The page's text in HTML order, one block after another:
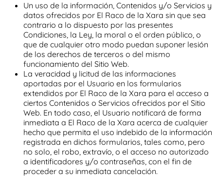
Un uso de la información, Contenidos y/o Servicios y
datos ofrecidos por El Raco de la Xara sin que sea
contrario a lo dispuesto por las presentes
Condiciones, la Ley, la moral o el orden público, o
que de cualquier otro modo puedan suponer lesión
de los derechos de terceros o del mismo
funcionamiento del Sitio Web.
La veracidad y licitud de las informaciones
aportadas por el Usuario en los formularios
extendidos por El Raco de la Xara para el acceso a
ciertos Contenidos o Servicios ofrecidos por el Sitio
Web. En todo caso, el Usuario notificará de forma
inmediata a El Raco de la Xara acerca de cualquier
hecho que permita el uso indebido de la información
registrada en dichos formularios, tales como, pero
no solo, el robo, extravío, o el acceso no autorizado
a identificadores y/o contraseñas, con el fin de
proceder a su inmediata cancelación.